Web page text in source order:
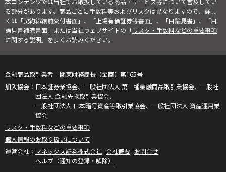
る部分があります。商品ごとに手数料等およびリスクは異なりますので、詳し
くは「契約締結前交付書面」、「上場有価証券等書面」、「目論見書」、「目
論見書補完書面」または当社ウェブサイトの「リスク・手数料などの重要事項
に関する説明」をよくお読みください。
金融商品取引業者 関東財務局長（金商）第165号
日本証券業協会、一般社団法人 第二種金融商品取引業協会、一般社
団法人 金融先物取引業協会、
一般社団法人 日本暗号資産等取引業協会、一般社団法人 資産運用業
協会
リスク・手数料などの重要事項
個人情報のお取り扱いについて
マネックス証券株式会社 会社概要 お問合せ
ヘルプ（通知の登録・解除）